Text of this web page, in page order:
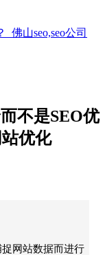
佛山seo,seo公司
不是SEO优
优化
网站数据而进行